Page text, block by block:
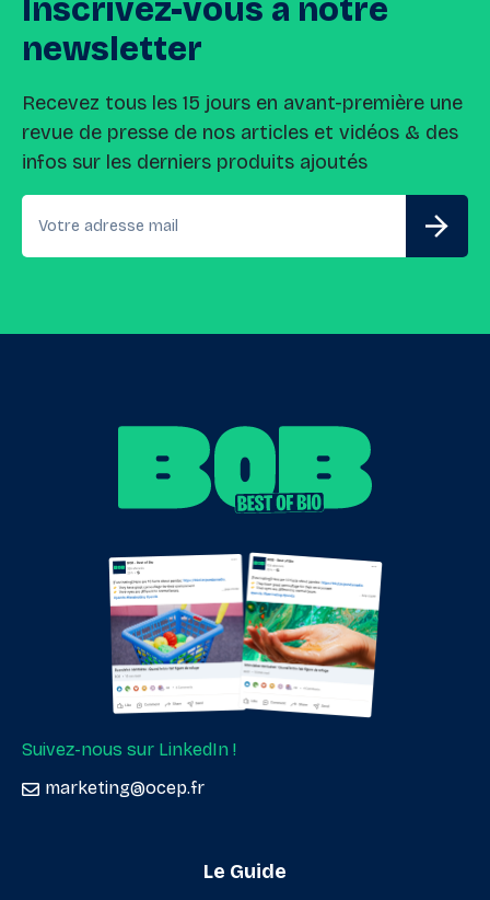
Inscrivez-vous à notre
newsletter
Recevez tous les 15 jours en avant-première une
revue de presse de nos articles et vidéos & des
infos sur les derniers produits ajoutés
Suivez-nous sur LinkedIn !
marketing@ocep.fr
Le Guide